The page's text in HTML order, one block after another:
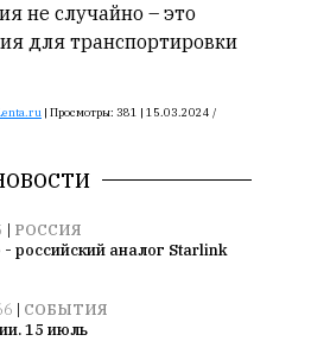
не случайно – это
для транспортировки
| Просмотры: 381 | 15.03.2024 /
| РОССИЯ
российский аналог Starlink
| СОБЫТИЯ
15 июль